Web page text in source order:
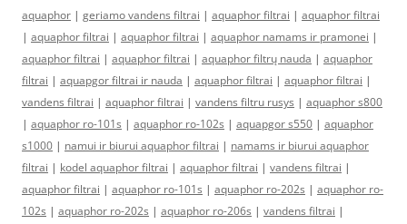
aquaphor | geriamo vandens filtrai | aquaphor filtrai | aquaphor filtrai
| aquaphor filtrai | aquaphor filtrai | aquaphor namams ir pramonei |
aquaphor filtrai | aquaphor filtrai | aquaphor filtrų nauda | aquaphor
filtrai | aquapgor filtrai ir nauda | aquaphor filtrai | aquaphor filtrai |
vandens filtrai | aquaphor filtrai | vandens filtru rusys | aquaphor s800
| aquaphor ro-101s | aquaphor ro-102s | aquapgor s550 | aquaphor
s1000 | namui ir biurui aquaphor filtrai | namams ir biurui aquaphor
filtrai | kodel aquaphor filtrai | aquaphor filtrai | vandens filtrai |
aquaphor filtrai | aquaphor ro-101s | aquaphor ro-202s | aquaphor ro-
102s | aquaphor ro-202s | aquaphor ro-206s | vandens filtrai |